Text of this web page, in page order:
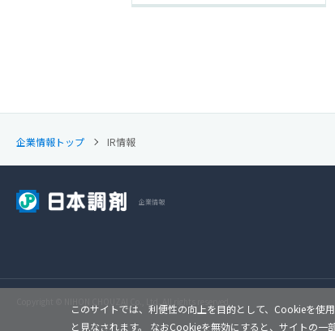
IR情報
このサイトでは、利便性の向上を目的として、Cookieを使
と見なされます。 なおCookieを無効にすると、サイトの一
企業情報